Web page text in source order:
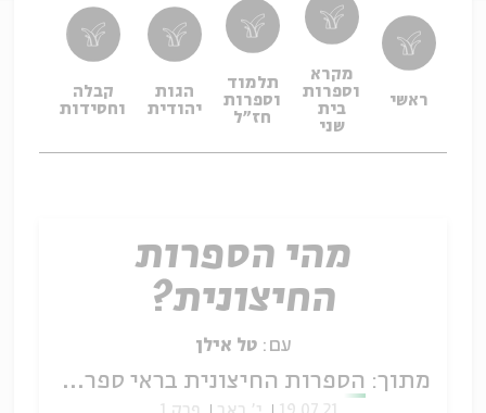
ראשי
מקרא
וספרות
בית
שני
תלמוד
וספרות
חז"ל
הגות
יהודית
קבלה
וחסידות
מהי הספרות
החיצונית?
עם: טל אילן
מתוך: הספרות החיצונית בראי ספרות חז"ל